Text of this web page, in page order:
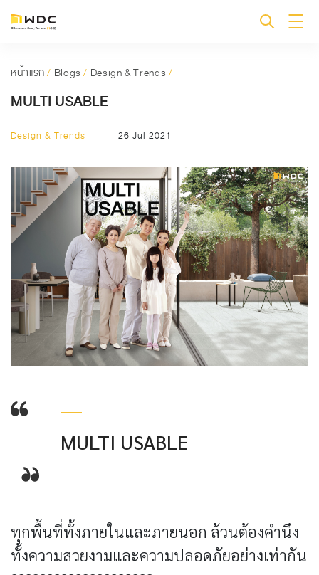
หน้าแรก/ Blogs / Design & Trends /
MULTI USABLE
Design & Trends 26 Jul 2021
MULTI USABLE
ทุกพื้นที่ทั้งภายในและภายนอก ล้วนต้องคำนึง
ทั้งความสวยงามและความปลอดภัยอย่างเท่ากัน